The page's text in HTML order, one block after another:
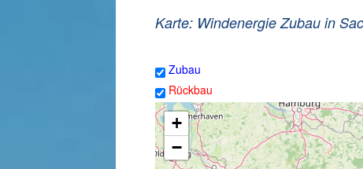
Karte: Windenergie Zubau in
Zubau
Rückbau
+
−